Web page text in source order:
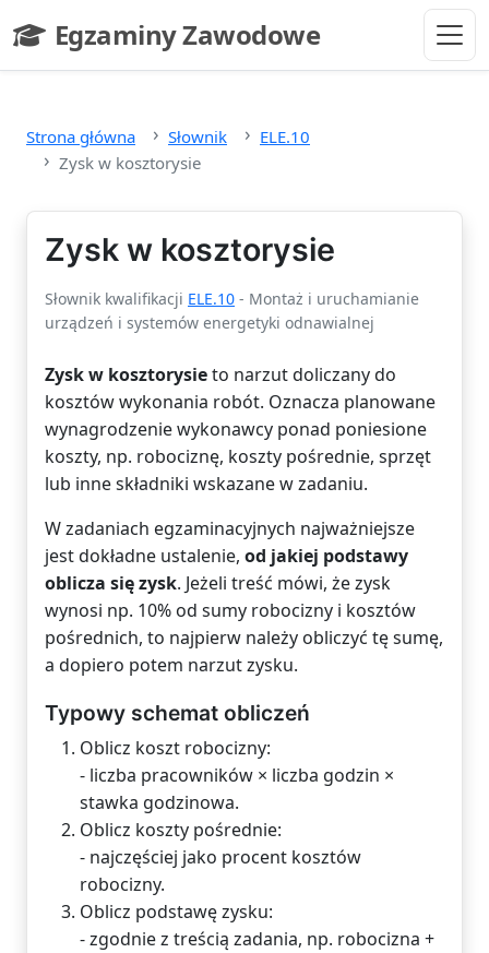
Egzaminy Zawodowe
- strona główna
Strona główna Słownik
ELE.10
Zysk w kosztorysie
Zysk w kosztorysie
Słownik kwalifikacji ELE.10 - Montaż i uruchamianie
urządzeń i systemów energetyki odnawialnej
Zysk w kosztorysieto narzut doliczany do
kosztów wykonania robót. Oznacza planowane
wynagrodzenie wykonawcy ponad poniesione
koszty, np. robociznę, koszty pośrednie, sprzęt
lub inne składniki wskazane w zadaniu.
W zadaniach egzaminacyjnych najważniejsze
jest dokładne ustalenie, od jakiej podstawy
oblicza się zysk. Jeżeli treść mówi, że zysk
wynosi np. 10% od sumy robocizny i kosztów
pośrednich, to najpierw należy obliczyć tę sumę,
a dopiero potem narzut zysku.
Typowy schemat obliczeń
Oblicz koszt robocizny:
- liczba pracowników × liczba godzin ×
stawka godzinowa.
Oblicz koszty pośrednie:
- najczęściej jako procent kosztów
robocizny.
Oblicz podstawę zysku:
- zgodnie z treścią zadania, np. robocizna +